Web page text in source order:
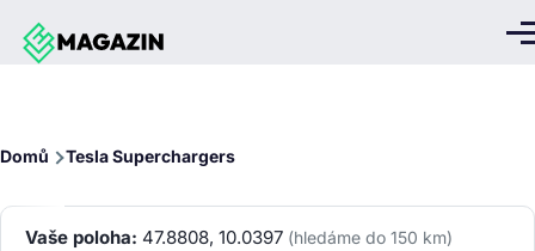
Přejít k hlavnímu obsahu
Domů Tesla Superchargers
Vaše poloha: 47.8808, 10.0397 (hledáme do 150 km)